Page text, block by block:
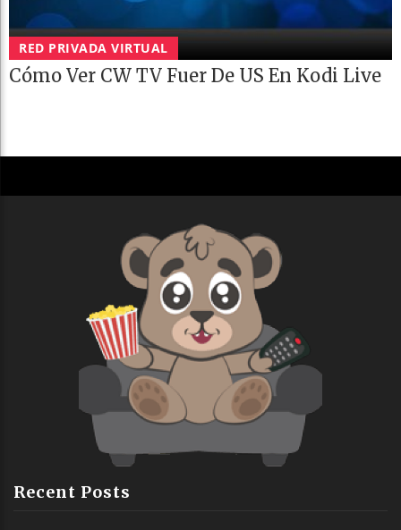
RED PRIVADA VIRTUAL
Cómo Ver CW TV Fuer De US En Kodi Live
Recent Posts